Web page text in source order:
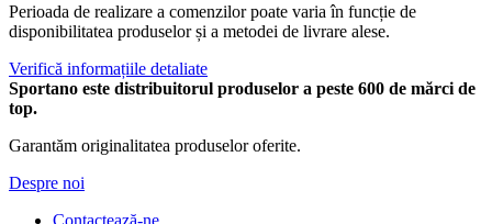
Perioada de realizare a comenzilor poate varia în funcție de
disponibilitatea produselor și a metodei de livrare alese.
Verifică informațiile detaliate
Sportano este distribuitorul produselor a peste 600 de mărci de
top.
Garantăm originalitatea produselor oferite.
Despre noi
Contactează-ne